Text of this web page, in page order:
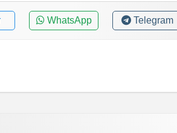
WhatsApp Telegram